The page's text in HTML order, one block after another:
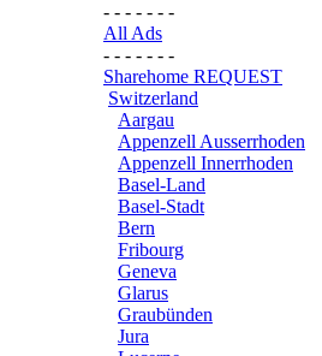
- - - - - - -
All Ads
- - - - - - -
Sharehome REQUEST
Switzerland
Aargau
Appenzell Ausserrhoden
Appenzell Innerrhoden
Basel-Land
Basel-Stadt
Bern
Fribourg
Geneva
Glarus
Graubünden
Jura